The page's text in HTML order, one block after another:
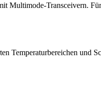
Multimode-Transceivern.
Temperaturbereichen und